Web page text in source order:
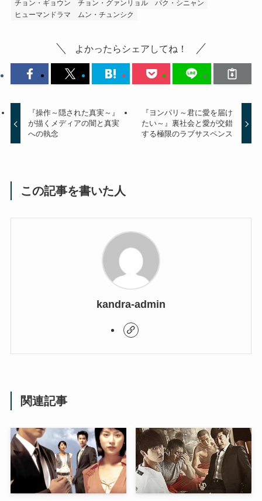
チョン・ギョウン
チョン・グァンリョル
パク・シニャン
ヒューマンドラマ
ムン・チュンシク
よかったらシェアしてね！
『操作～隠された真実～』
が描くメディアの闇と真実
への執念
『ヨンパリ～君に愛を届け
たい～』裏社会と愛が交錯
する極限のラブサスペンス
この記事を書いた人
kandra-admin
関連記事